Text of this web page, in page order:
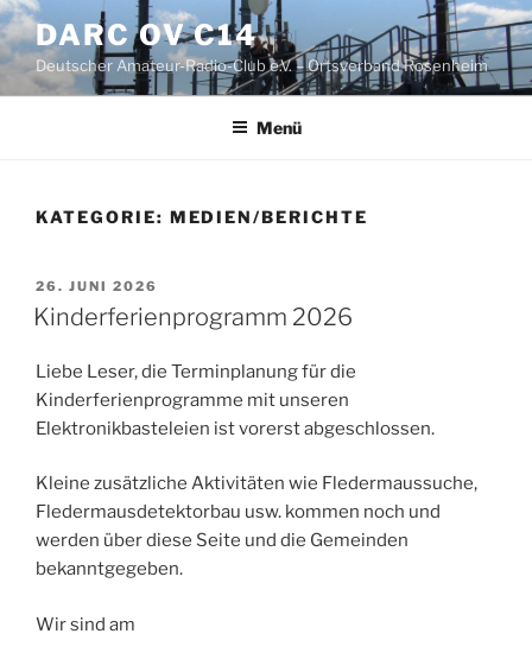
Zum
Inhalt
springen
DARC OV C14
Deutscher Amateur-Radio-Club e.V. – Ortsverband Rosenheim
Menü
KATEGORIE: MEDIEN/BERICHTE
VERÖFFENTLICHT
AM
26. JUNI 2026
Kinderferienprogramm 2026
Liebe Leser, die Terminplanung für die
Kinderferienprogramme mit unseren
Elektronikbasteleien ist vorerst abgeschlossen.
Kleine zusätzliche Aktivitäten wie Fledermaussuche,
Fledermausdetektorbau usw. kommen noch und
werden über diese Seite und die Gemeinden
bekanntgegeben.
Wir sind am